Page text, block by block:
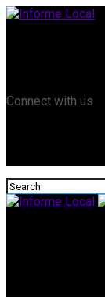
Connect with us